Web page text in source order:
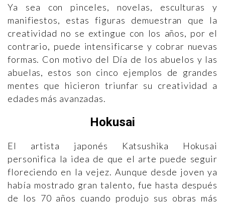
Ya sea con pinceles, novelas, esculturas y
manifiestos, estas figuras demuestran que la
creatividad no se extingue con los años, por el
contrario, puede intensificarse y cobrar nuevas
formas. Con motivo del Día de los abuelos y las
abuelas, estos son cinco ejemplos de grandes
mentes que hicieron triunfar su creatividad a
edades más avanzadas.
Hokusai
El artista japonés Katsushika Hokusai
personifica la idea de que el arte puede seguir
floreciendo en la vejez. Aunque desde joven ya
había mostrado gran talento, fue hasta después
de los 70 años cuando produjo sus obras más